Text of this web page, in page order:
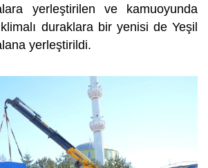
yerleştirilen ve kamuoyunda
duraklara bir yenisi de Yeşil
yerleştirildi.